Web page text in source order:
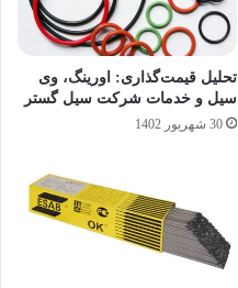
تحلیل قیمت‌گذاری: اورینگ، وی
سیل و خدمات شرکت سیل گستر
30 شهریور 1402